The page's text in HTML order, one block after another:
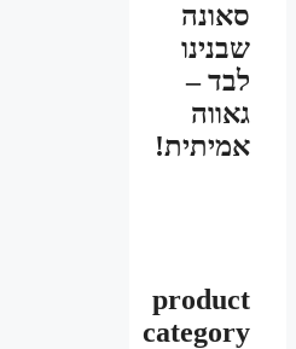
סאונה
שבנינו
לבד –
גאווה
אמיתית!
product
category